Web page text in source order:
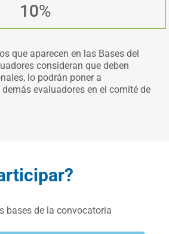
10%
que aparecen en las Bases del
consideran que deben
lo podrán poner a
evaluadores en el comité de
bases de la convocatoria